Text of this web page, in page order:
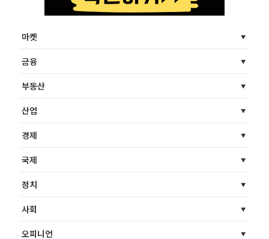
마켓
금융
부동산
산업
경제
국제
정치
사회
오피니언